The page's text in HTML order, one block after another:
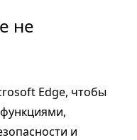
не
Edge, чтобы
и